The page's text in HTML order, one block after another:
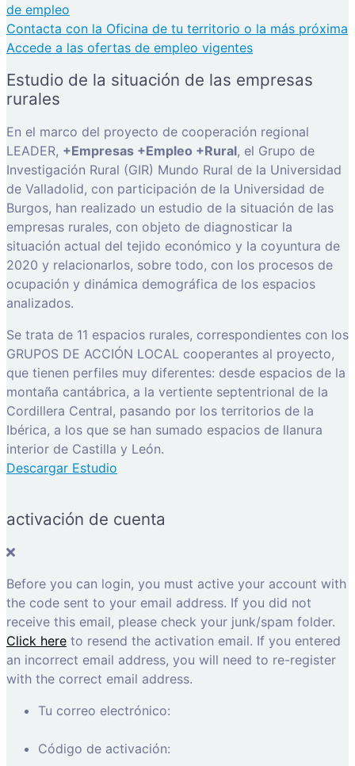
de empleo
Contacta con la Oficina de tu territorio o la más próxima
Accede a las ofertas de empleo vigentes
Estudio de la situación de las empresas
rurales
En el marco del proyecto de cooperación regional
LEADER, +Empresas +Empleo +Rural, el Grupo de
Investigación Rural (GIR) Mundo Rural de la Universidad
de Valladolid, con participación de la Universidad de
Burgos, han realizado un estudio de la situación de las
empresas rurales, con objeto de diagnosticar la
situación actual del tejido económico y la coyuntura de
2020 y relacionarlos, sobre todo, con los procesos de
ocupación y dinámica demográfica de los espacios
analizados.
Se trata de 11 espacios rurales, correspondientes con los
GRUPOS DE ACCIÓN LOCAL cooperantes al proyecto,
que tienen perfiles muy diferentes: desde espacios de la
montaña cantábrica, a la vertiente septentrional de la
Cordillera Central, pasando por los territorios de la
Ibérica, a los que se han sumado espacios de llanura
interior de Castilla y León.
Descargar Estudio
activación de cuenta
Before you can login, you must active your account with
the code sent to your email address. If you did not
receive this email, please check your junk/spam folder.
Click here to resend the activation email. If you entered
an incorrect email address, you will need to re-register
with the correct email address.
Tu correo electrónico:
Código de activación: